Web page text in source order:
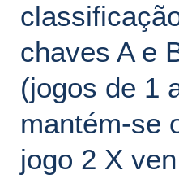
chaves A e
(jogos de 1
mantém-se
jogo 2 X